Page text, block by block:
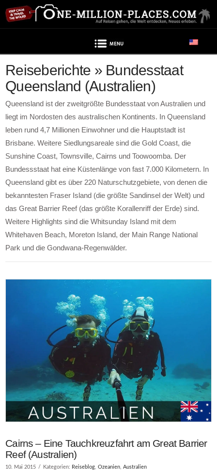
Reiseberichte » Bundesstaat
Queensland (Australien)
Queensland ist der zweitgrößte Bundesstaat von Australien und
liegt im Nordosten des australischen Kontinents. In Queensland
leben rund 4,7 Millionen Einwohner und die Hauptstadt ist
Brisbane. Weitere Siedlungsareale sind die Gold Coast, die
Sunshine Coast, Townsville, Cairns und Toowoomba. Der
Bundessstaat hat eine Küstenlänge von fast 7.000 Kilometern. In
Queensland gibt es über 220 Naturschutzgebiete, von denen die
bekanntesten Fraser Island (die größte Sandinsel der Welt) und
das Great Barrier Reef (das größte Korallenriff der Erde) sind.
Weitere Highlights sind die Whitsunday Island mit dem
Whitehaven Beach, Moreton Island, der Main Range National
Park und die Gondwana-Regenwälder.
Cairns – Eine Tauchkreuzfahrt am Great Barrier
Reef (Australien)
10. Mai 2015 Kategorien: Reiseblog ,Ozeanien ,Australien